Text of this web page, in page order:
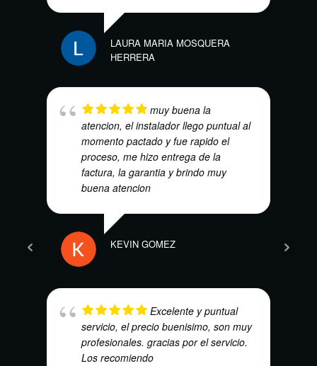
LAURA MARIA MOSQUERA
HERRERA
muy buena la
atencion, el instalador llego puntual al
momento pactado y fue rapido el
proceso, me hizo entrega de la
factura, la garantia y brindo muy
buena atencion
KEVIN GOMEZ
Excelente y puntual
servicio, el precio buenisimo, son muy
profesionales. gracias por el servicio.
Los recomiendo